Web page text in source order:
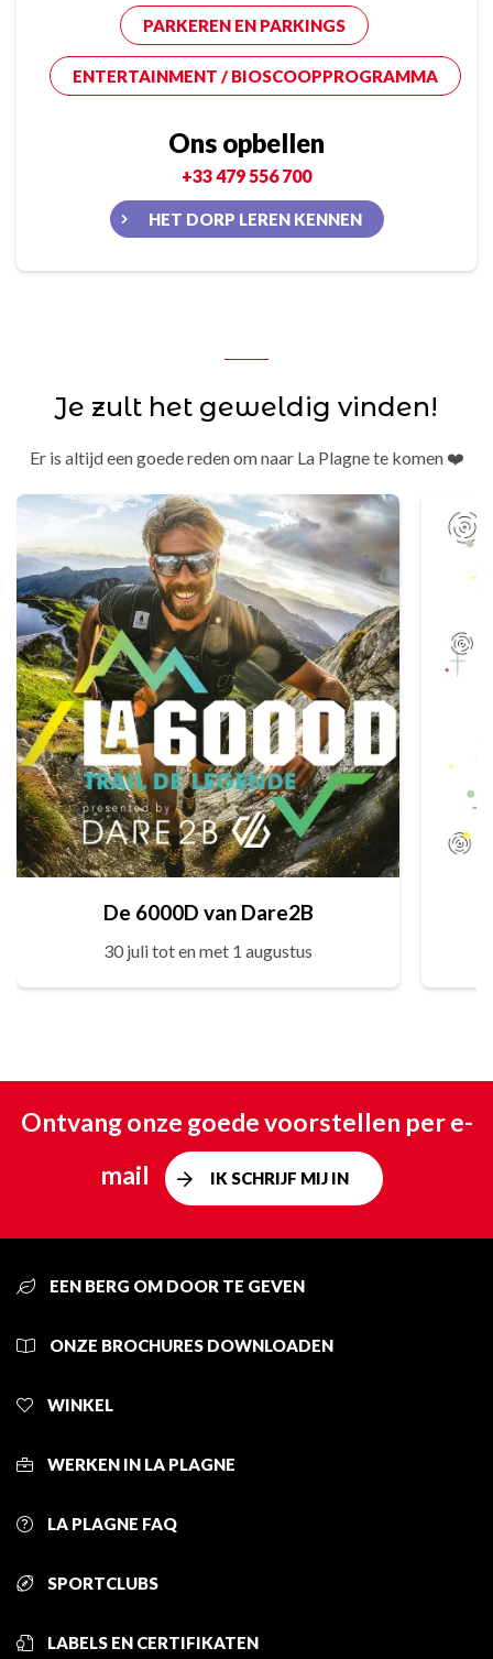
PARKEREN EN PARKINGS
ENTERTAINMENT / BIOSCOOPPROGRAMMA
Ons opbellen
+33 479 556 700
HET DORP LEREN KENNEN
Je zult het geweldig vinden!
Er is altijd een goede reden om naar La Plagne te komen ❤️
De 6000D van Dare2B
30 juli tot en met 1 augustus
Ontvang onze goede voorstellen per e-
mail
IK SCHRIJF MIJ IN
EEN BERG OM DOOR TE GEVEN
ONZE BROCHURES DOWNLOADEN
WINKEL
WERKEN IN LA PLAGNE
LA PLAGNE FAQ
SPORTCLUBS
LABELS EN CERTIFIKATEN